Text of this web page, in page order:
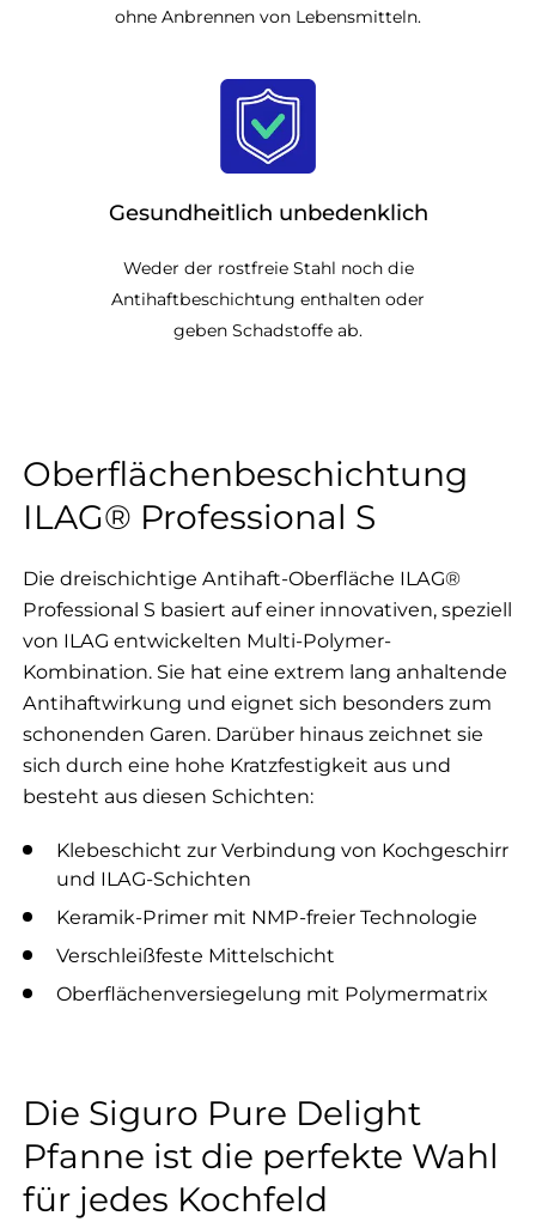
ohne Anbrennen von Lebensmitteln.
Gesundheitlich unbedenklich
Weder der rostfreie Stahl noch die
Antihaftbeschichtung enthalten oder
geben Schadstoffe ab.
Oberflächenbeschichtung
ILAG® Professional S
Die dreischichtige Antihaft-Oberfläche ILAG®
Professional S basiert auf einer innovativen, speziell
von ILAG entwickelten Multi-Polymer-
Kombination. Sie hat eine extrem lang anhaltende
Antihaftwirkung und eignet sich besonders zum
schonenden Garen. Darüber hinaus zeichnet sie
sich durch eine hohe Kratzfestigkeit aus und
besteht aus diesen Schichten:
Klebeschicht zur Verbindung von Kochgeschirr
und ILAG-Schichten
Keramik-Primer mit NMP-freier Technologie
Verschleißfeste Mittelschicht
Oberflächenversiegelung mit Polymermatrix
Die Siguro Pure Delight
Pfanne ist die perfekte Wahl
für jedes Kochfeld